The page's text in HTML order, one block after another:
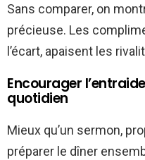
Sans comparer, on
précieuse. Les
l’écart, apaisent les
Encourager
quotidien
Mieux qu’un sermon,
préparer le dîner